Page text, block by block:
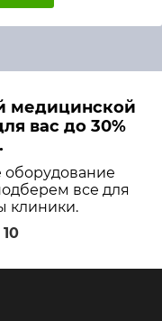
медицинской
вас до 30%
оборудование
все для
клиники.